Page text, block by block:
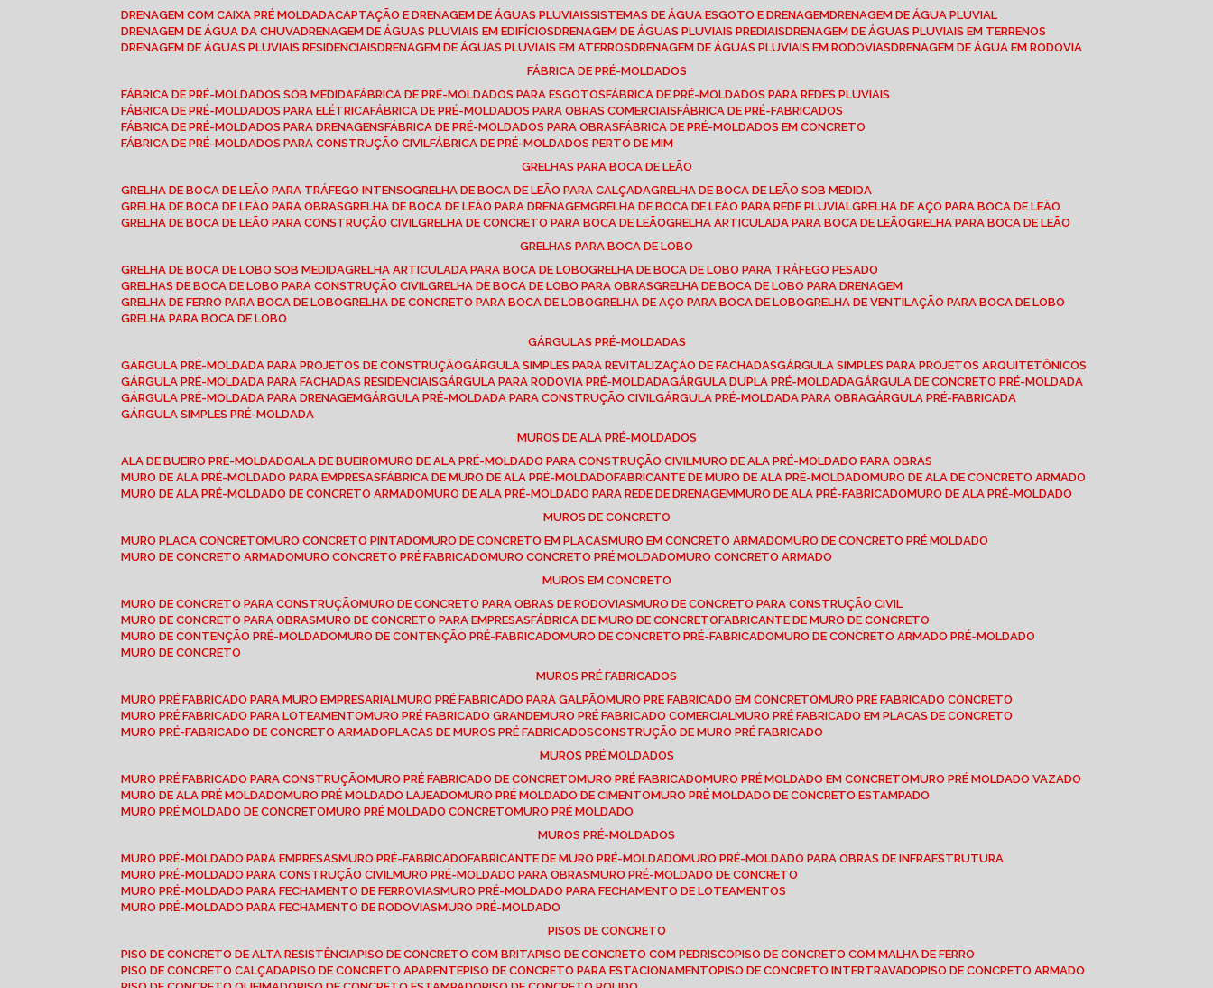
DRENAGEM COM CAIXA PRÉ MOLDADA CAPTAÇÃO E DRENAGEM DE ÁGUAS PLUVIAIS SISTEMAS DE ÁGUA ESGOTO E DRENAGEM DRENAGEM DE ÁGUA PLUVIAL
DRENAGEM DE ÁGUA DA CHUVA DRENAGEM DE ÁGUAS PLUVIAIS EM EDIFÍCIOS DRENAGEM DE ÁGUAS PLUVIAIS PREDIAIS DRENAGEM DE ÁGUAS PLUVIAIS EM TERRENOS
DRENAGEM DE ÁGUAS PLUVIAIS RESIDENCIAIS DRENAGEM DE ÁGUAS PLUVIAIS EM ATERROS DRENAGEM DE ÁGUAS PLUVIAIS EM RODOVIAS DRENAGEM DE ÁGUA EM RODOVIA
FÁBRICA DE PRÉ-MOLDADOS
FÁBRICA DE PRÉ-MOLDADOS SOB MEDIDA FÁBRICA DE PRÉ-MOLDADOS PARA ESGOTOS FÁBRICA DE PRÉ-MOLDADOS PARA REDES PLUVIAIS
FÁBRICA DE PRÉ-MOLDADOS PARA ELÉTRICA FÁBRICA DE PRÉ-MOLDADOS PARA OBRAS COMERCIAIS FÁBRICA DE PRÉ-FABRICADOS
FÁBRICA DE PRÉ-MOLDADOS PARA DRENAGENS FÁBRICA DE PRÉ-MOLDADOS PARA OBRAS FÁBRICA DE PRÉ-MOLDADOS EM CONCRETO
FÁBRICA DE PRÉ-MOLDADOS PARA CONSTRUÇÃO CIVIL FÁBRICA DE PRÉ-MOLDADOS PERTO DE MIM
GRELHAS PARA BOCA DE LEÃO
GRELHA DE BOCA DE LEÃO PARA TRÁFEGO INTENSO
GRELHA DE BOCA DE LEÃO PARA CALÇADA
GRELHA DE BOCA DE LEÃO SOB MEDIDA
GRELHA DE BOCA DE LEÃO PARA OBRAS
GRELHA DE BOCA DE LEÃO PARA DRENAGEM GRELHA DE BOCA DE LEÃO PARA REDE PLUVIAL
GRELHA DE AÇO PARA BOCA DE LEÃO
GRELHA DE BOCA DE LEÃO PARA CONSTRUÇÃO CIVIL
GRELHA DE CONCRETO PARA BOCA DE LEÃO GRELHA ARTICULADA PARA BOCA DE LEÃO
GRELHA PARA BOCA DE LEÃO
GRELHAS PARA BOCA DE LOBO
GRELHA DE BOCA DE LOBO SOB MEDIDA
GRELHA ARTICULADA PARA BOCA DE LOBO
GRELHA DE BOCA DE LOBO PARA TRÁFEGO PESADO
GRELHAS DE BOCA DE LOBO PARA CONSTRUÇÃO CIVIL
GRELHA DE BOCA DE LOBO PARA OBRAS
GRELHA DE BOCA DE LOBO PARA DRENAGEM
GRELHA DE FERRO PARA BOCA DE LOBO
GRELHA DE CONCRETO PARA BOCA DE LOBO GRELHA DE AÇO PARA BOCA DE LOBO
GRELHA DE VENTILAÇÃO PARA BOCA DE LOBO
GRELHA PARA BOCA DE LOBO
GÁRGULAS PRÉ-MOLDADAS
GÁRGULA PRÉ-MOLDADA PARA PROJETOS DE CONSTRUÇÃO
GÁRGULA SIMPLES PARA REVITALIZAÇÃO DE FACHADAS
GÁRGULA SIMPLES PARA PROJETOS ARQUITETÔNICOS
GÁRGULA PRÉ-MOLDADA PARA FACHADAS RESIDENCIAIS
GÁRGULA PARA RODOVIA PRÉ-MOLDADA GÁRGULA DUPLA PRÉ-MOLDADA
GÁRGULA DE CONCRETO PRÉ-MOLDADA
GÁRGULA PRÉ-MOLDADA PARA DRENAGEM
GÁRGULA PRÉ-MOLDADA PARA CONSTRUÇÃO CIVIL GÁRGULA PRÉ-MOLDADA PARA OBRA
GÁRGULA PRÉ-FABRICADA
GÁRGULA SIMPLES PRÉ-MOLDADA
MUROS DE ALA PRÉ-MOLDADOS
ALA DE BUEIRO PRÉ-MOLDADO ALA DE BUEIRO MURO DE ALA PRÉ-MOLDADO PARA CONSTRUÇÃO CIVIL
MURO DE ALA PRÉ-MOLDADO PARA OBRAS
MURO DE ALA PRÉ-MOLDADO PARA EMPRESAS FÁBRICA DE MURO DE ALA PRÉ-MOLDADO FABRICANTE DE MURO DE ALA PRÉ-MOLDADO
MURO DE ALA DE CONCRETO ARMADO
MURO DE ALA PRÉ-MOLDADO DE CONCRETO ARMADO
MURO DE ALA PRÉ-MOLDADO PARA REDE DE DRENAGEM MURO DE ALA PRÉ-FABRICADO
MURO DE ALA PRÉ-MOLDADO
MUROS DE CONCRETO
MURO PLACA CONCRETO
MURO CONCRETO PINTADO MURO DE CONCRETO EM PLACAS MURO EM CONCRETO ARMADO
MURO DE CONCRETO PRÉ MOLDADO
MURO DE CONCRETO ARMADO
MURO CONCRETO PRÉ FABRICADO MURO CONCRETO PRÉ MOLDADO
MURO CONCRETO ARMADO
MUROS EM CONCRETO
MURO DE CONCRETO PARA CONSTRUÇÃO
MURO DE CONCRETO PARA OBRAS DE RODOVIAS
MURO DE CONCRETO PARA CONSTRUÇÃO CIVIL
MURO DE CONCRETO PARA OBRAS
MURO DE CONCRETO PARA EMPRESAS FÁBRICA DE MURO DE CONCRETO FABRICANTE DE MURO DE CONCRETO
MURO DE CONTENÇÃO PRÉ-MOLDADO
MURO DE CONTENÇÃO PRÉ-FABRICADO MURO DE CONCRETO PRÉ-FABRICADO
MURO DE CONCRETO ARMADO PRÉ-MOLDADO
MURO DE CONCRETO
MUROS PRÉ FABRICADOS
MURO PRÉ FABRICADO PARA MURO EMPRESARIAL
MURO PRÉ FABRICADO PARA GALPÃO MURO PRÉ FABRICADO EM CONCRETO
MURO PRÉ FABRICADO CONCRETO
MURO PRÉ FABRICADO PARA LOTEAMENTO
MURO PRÉ FABRICADO GRANDE MURO PRÉ FABRICADO COMERCIAL
MURO PRÉ FABRICADO EM PLACAS DE CONCRETO
MURO PRÉ-FABRICADO DE CONCRETO ARMADO PLACAS DE MUROS PRÉ FABRICADOS CONSTRUÇÃO DE MURO PRÉ FABRICADO
MUROS PRÉ MOLDADOS
MURO PRÉ FABRICADO PARA CONSTRUÇÃO
MURO PRÉ FABRICADO DE CONCRETO MURO PRÉ FABRICADO MURO PRÉ MOLDADO EM CONCRETO
MURO PRÉ MOLDADO VAZADO
MURO DE ALA PRÉ MOLDADO
MURO PRÉ MOLDADO LAJEADO MURO PRÉ MOLDADO DE CIMENTO
MURO PRÉ MOLDADO DE CONCRETO ESTAMPADO
MURO PRÉ MOLDADO DE CONCRETO
MURO PRÉ MOLDADO CONCRETO
MURO PRÉ MOLDADO
MUROS PRÉ-MOLDADOS
MURO PRÉ-MOLDADO PARA EMPRESAS
MURO PRÉ-FABRICADO FABRICANTE DE MURO PRÉ-MOLDADO
MURO PRÉ-MOLDADO PARA OBRAS DE INFRAESTRUTURA
MURO PRÉ-MOLDADO PARA CONSTRUÇÃO CIVIL
MURO PRÉ-MOLDADO PARA OBRAS
MURO PRÉ-MOLDADO DE CONCRETO
MURO PRÉ-MOLDADO PARA FECHAMENTO DE FERROVIAS
MURO PRÉ-MOLDADO PARA FECHAMENTO DE LOTEAMENTOS
MURO PRÉ-MOLDADO PARA FECHAMENTO DE RODOVIAS
MURO PRÉ-MOLDADO
PISOS DE CONCRETO
PISO DE CONCRETO DE ALTA RESISTÊNCIA PISO DE CONCRETO COM BRITA PISO DE CONCRETO COM PEDRISCO PISO DE CONCRETO COM MALHA DE FERRO
PISO DE CONCRETO CALÇADA PISO DE CONCRETO APARENTE PISO DE CONCRETO PARA ESTACIONAMENTO PISO DE CONCRETO INTERTRAVADO PISO DE CONCRETO ARMADO